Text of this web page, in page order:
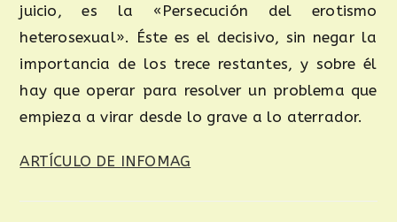
juicio, es la «Persecución del erotismo
heterosexual». Éste es el decisivo, sin negar la
importancia de los trece restantes, y sobre él
hay que operar para resolver un problema que
empieza a virar desde lo grave a lo aterrador.
ARTÍCULO DE INFOMAG